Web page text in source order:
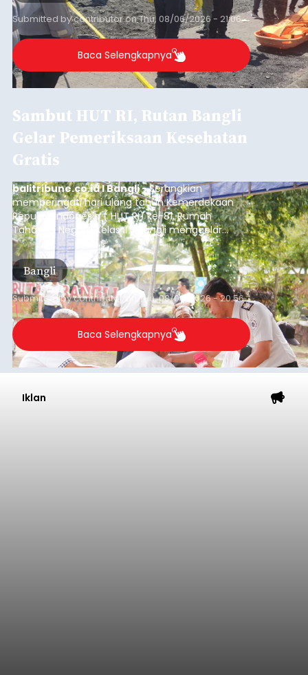
Submitted bycontributoronThu, 08/06/2026 - 21:06
Baca Selengkapnya
Sambut HUT RI, Rutan Bangli
Gelar Pemeriksaan Kesehatan
Gratis
balitribune.co.id I Bangli -Serangkian
memperingati hari ulang tahun Kemerdekaan
Republik Indonesia ( HUT RI) ke-81, Rumah
Tahanan Negara Kelas II B Bangli menggelar
kegiatan pemeriksaan kesehatan gratis, Rabu
(6/8/2026).
Bangli
Submitted bycontributor Thu, 08/06/2026 - 20:56
Baca Selengkapnya
Iklan